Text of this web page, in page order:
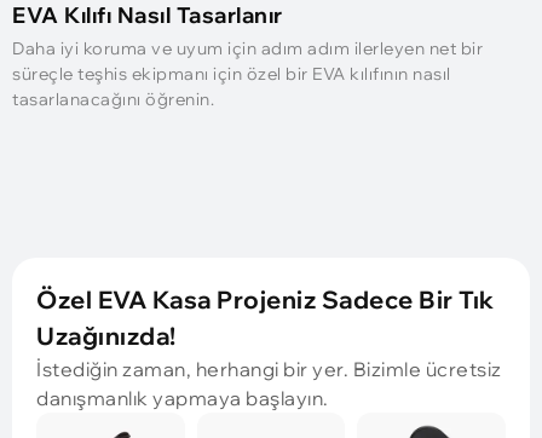
EVA Kılıfı Nasıl Tasarlanır
Daha iyi koruma ve uyum için adım adım ilerleyen net bir
süreçle teşhis ekipmanı için özel bir EVA kılıfının nasıl
tasarlanacağını öğrenin.
Özel EVA Kasa Projeniz Sadece Bir Tık
Uzağınızda!
İstediğin zaman, herhangi bir yer. Bizimle ücretsiz
danışmanlık yapmaya başlayın.